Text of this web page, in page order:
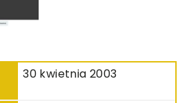
30 kwietnia 2003